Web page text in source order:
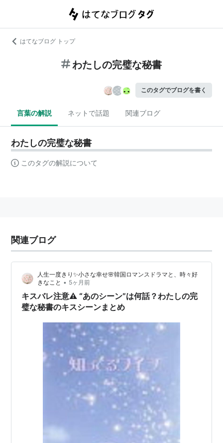
はてなブログ トップ
わたしの完璧な秘書
このタグでブログを書く
言葉の解説 ネットで話題 関連ブログ
わたしの完璧な秘書
このタグの解説について
関連ブログ
人生一度きり✨小さな幸せ🌸韓国ロマンスドラマと、時々好
きなこと • 5ヶ月前
キスバレ注意⚠️ “あのシーン”は何話？わたしの完
璧な秘書のキスシーンまとめ